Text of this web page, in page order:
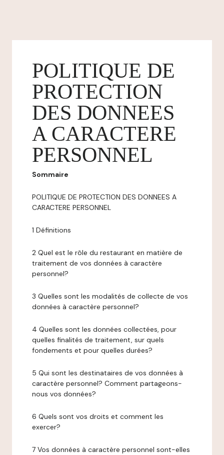
POLITIQUE DE
PROTECTION
DES DONNEES
A CARACTERE
PERSONNEL
Sommaire
POLITIQUE DE PROTECTION DES DONNEES A
CARACTERE PERSONNEL
1 Définitions
2 Quel est le rôle du restaurant en matière de
traitement de vos données à caractère
personnel?
3 Quelles sont les modalités de collecte de vos
données à caractère personnel?
4 Quelles sont les données collectées, pour
quelles finalités de traitement, sur quels
fondements et pour quelles durées?
5 Qui sont les destinataires de vos données à
caractère personnel? Comment partageons-
nous vos données?
6 Quels sont vos droits et comment les
exercer?
7 Vos données à caractère personnel sont-elles